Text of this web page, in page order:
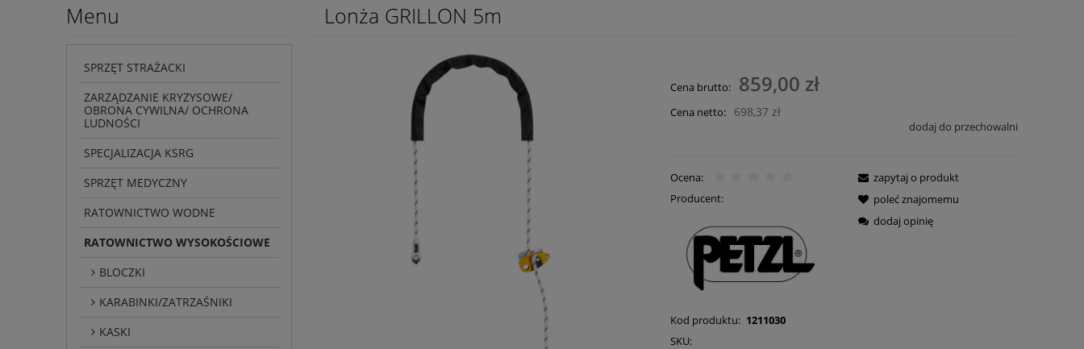
Menu
SPRZĘT STRAŻACKI
ZARZĄDZANIE KRYZYSOWE/
OBRONA CYWILNA/ OCHRONA
LUDNOŚCI
SPECJALIZACJA KSRG
SPRZĘT MEDYCZNY
RATOWNICTWO WODNE
RATOWNICTWO WYSOKOŚCIOWE
BLOCZKI
KARABINKI/ZATRZAŚNIKI
KASKI
Lonża GRILLON 5m
Cena brutto: 859,00 zł
Cena netto: 698,37 zł
dodaj do przechowalni
Ocena:
Producent:
Kod produktu: 1211030
SKU:
zapytaj o produkt
poleć znajomemu
dodaj opinię